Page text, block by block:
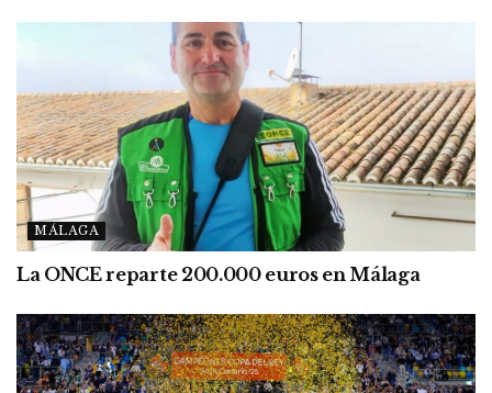
MÁLAGA
La ONCE reparte 200.000 euros en Málaga